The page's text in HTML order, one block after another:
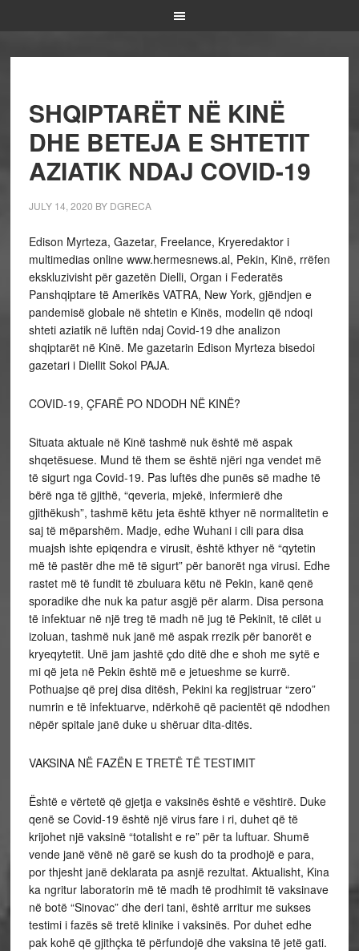
SHQIPTARËT NË KINË
DHE BETEJA E SHTETIT
AZIATIK NDAJ COVID-19
JULY 14, 2020 BY DGRECA
Edison Myrteza, Gazetar, Freelance, Kryeredaktor i
multimedias online www.hermesnews.al, Pekin, Kinë, rrëfen
ekskluzivisht për gazetën Dielli, Organ i Federatës
Panshqiptare të Amerikës VATRA, New York, gjëndjen e
pandemisë globale në shtetin e Kinës, modelin që ndoqi
shteti aziatik në luftën ndaj Covid-19 dhe analizon
shqiptarët në Kinë. Me gazetarin Edison Myrteza bisedoi
gazetari i Diellit Sokol PAJA.
COVID-19, ÇFARË PO NDODH NË KINË?
Situata aktuale në Kinë tashmë nuk është më aspak
shqetësuese. Mund të them se është njëri nga vendet më
të sigurt nga Covid-19. Pas luftës dhe punës së madhe të
bërë nga të gjithë, “qeveria, mjekë, infermierë dhe
gjithëkush”, tashmë këtu jeta është kthyer në normalitetin e
saj të mëparshëm. Madje, edhe Wuhani i cili para disa
muajsh ishte epiqendra e virusit, është kthyer në “qytetin
më të pastër dhe më të sigurt” për banorët nga virusi. Edhe
rastet më të fundit të zbuluara këtu në Pekin, kanë qenë
sporadike dhe nuk ka patur asgjë për alarm. Disa persona
të infektuar në një treg të madh në jug të Pekinit, të cilët u
izoluan, tashmë nuk janë më aspak rrezik për banorët e
kryeqytetit. Unë jam jashtë çdo ditë dhe e shoh me sytë e
mi që jeta në Pekin është më e jetueshme se kurrë.
Pothuajse që prej disa ditësh, Pekini ka regjistruar “zero”
numrin e të infektuarve, ndërkohë që pacientët që ndodhen
nëpër spitale janë duke u shëruar dita-ditës.
VAKSINA NË FAZËN E TRETË TË TESTIMIT
Është e vërtetë që gjetja e vaksinës është e vështirë. Duke
qenë se Covid-19 është një virus fare i ri, duhet që të
krijohet një vaksinë “totalisht e re” për ta luftuar. Shumë
vende janë vënë në garë se kush do ta prodhojë e para,
por thjesht janë deklarata pa asnjë rezultat. Aktualisht, Kina
ka ngritur laboratorin më të madh të prodhimit të vaksinave
në botë “Sinovac” dhe deri tani, është arritur me sukses
testimi i fazës së tretë klinike i vaksinës. Por duhet edhe
pak kohë që gjithçka të përfundojë dhe vaksina të jetë gati.